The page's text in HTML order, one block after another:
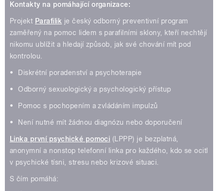
Kontakty na pomáhající organizace:
Projekt Parafilik je český odborný preventivní program
zaměřený na pomoc lidem s parafilními sklony, kteří nechtějí
nikomu ublížit a hledají způsob, jak své chování mít pod
kontrolou.
•⁠ ⁠Diskrétní poradenství a psychoterapie
•⁠ ⁠Odborný sexuologický a psychologický přístup
•⁠ ⁠Pomoc s pochopením a zvládáním impulzů
•⁠ ⁠Není nutné mít žádnou diagnózu nebo doporučení
Linka první psychické pomoci (LPPP) je bezplatná,
anonymní a nonstop telefonní linka pro každého, kdo se ocitl
v psychické tísni, stresu nebo krizové situaci.
S čím pomáhá: